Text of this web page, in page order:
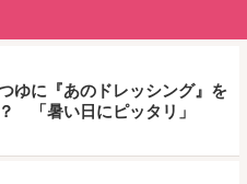
ゆに『あのドレッシング』を
「暑い日にピッタリ」